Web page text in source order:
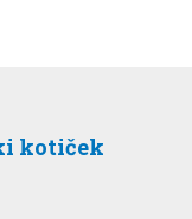
kotiček